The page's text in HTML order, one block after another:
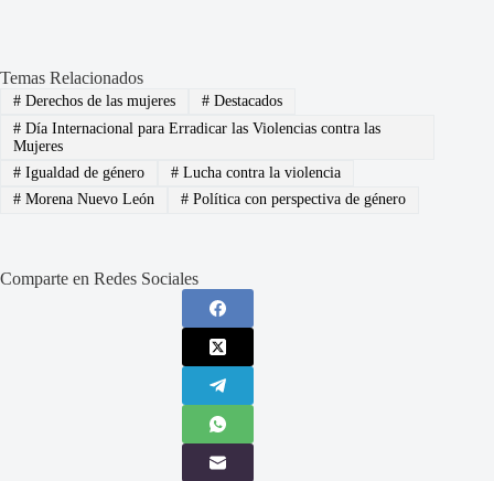
Temas Relacionados
#Derechos de las mujeres #Destacados
#Día Internacional para Erradicar las Violencias contra las
Mujeres
#Igualdad de género #Lucha contra la violencia
#Morena Nuevo León #Política con perspectiva de género
Comparte en Redes Sociales